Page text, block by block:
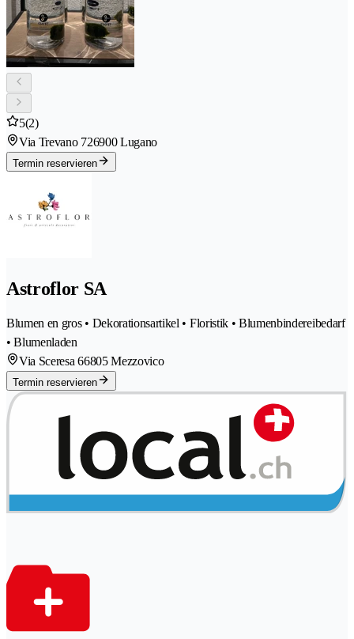
5(2)
Via Trevano 726900 Lugano
Termin reservieren
Astroflor SA
Blumen en gros • Dekorationsartikel • Floristik • Blumenbindereibedarf
• Blumenladen
Via Sceresa 66805 Mezzovico
Termin reservieren